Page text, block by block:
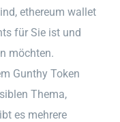
ethereum wallet
für Sie ist und
möchten.
Gunthy Token
Thema,
es mehrere